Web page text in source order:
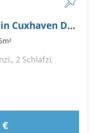
Ferienwohnung "Düne" in Cuxhaven Duhnen
2 Schlafzi.
€